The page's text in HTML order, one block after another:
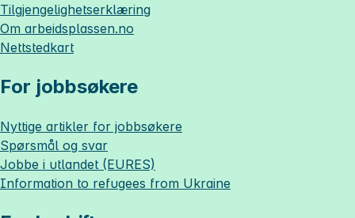
Tilgjengelighetserklæring
Om arbeidsplassen.no
Nettstedkart
For jobbsøkere
Nyttige artikler for jobbsøkere
Spørsmål og svar
Jobbe i utlandet (EURES)
Information to refugees from Ukraine